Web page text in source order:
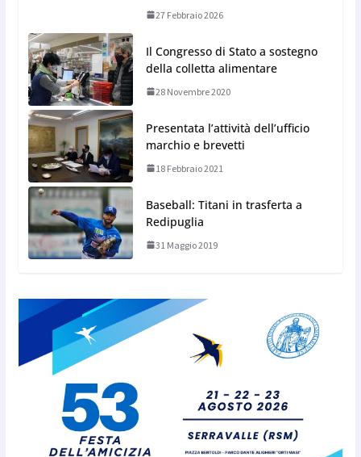
27 Febbraio 2026
Il Congresso di Stato a sostegno
della colletta alimentare
28 Novembre 2020
Presentata l’attività dell’ufficio
marchio e brevetti
18 Febbraio 2021
Baseball: Titani in trasferta a
Redipuglia
31 Maggio 2019